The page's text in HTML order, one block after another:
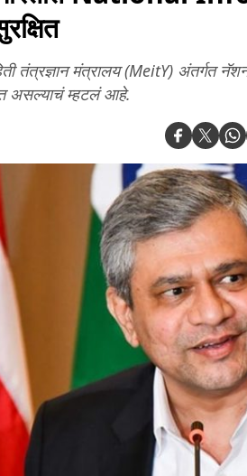
तंत्रज्ञान मंत्रालय (MeitY) अंतर्गत
असल्याचं म्हटलं आहे.